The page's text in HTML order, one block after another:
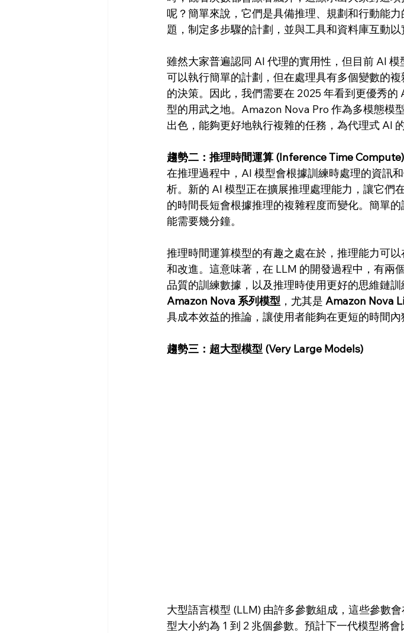
呢？簡單來說，它們是具備推理、規劃和行動能
題，制定多步驟的計劃，並與工具和資料庫互動以
雖然大家普遍認同 AI 代理的實用性，但目前 AI
可以執行簡單的計劃，但在處理具有多個變數的
的決策。因此，我們需要在 2025 年看到更優秀的
型的用武之地。Amazon Nova Pro 作為多模態模
出色，能夠更好地執行複雜的任務，為代理式 AI
趨勢二：推理時間運算 (Inference Time Compute)
在推理過程中，AI 模型會根據訓練時處理的資訊
析。新的 AI 模型正在擴展推理處理能力，讓它們
的時間長短會根據推理的複雜程度而變化。簡單
能需要幾分鐘。
推理時間運算模型的有趣之處在於，推理能力可
和改進。這意味著，在 LLM 的開發過程中，有兩
品質的訓練數據，以及推理時使用更好的思維鏈訓
Amazon Nova 系列模型 ，尤其是 Amazon Nova
具成本效益的推論，讓使用者能夠在更短的時間內
趨勢三：超大型模型 (Very Large Models)
大型語言模型 (LLM) 由許多參數組成，這些參數
型大小約為 1 到 2 兆個參數。預計下一代模型將